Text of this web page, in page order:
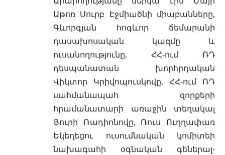
Աթոռ Սուրբ Էջմիածնի միաբանները,
Գևորգյան հոգևոր ճեմարանի
դասախոսական կազմը և
ուսանողությունը, ՀՀ-ում ՌԴ
դեսպանատան խորհրդական
Վիկտոր Կրիվոպուսկովը, ՀՀ-ում ՌԴ
սահմանապահ զորքերի
հրամանատարի առաջին տեղակալ
Յուրի Ռադիոնովը, Ռուս Ուղղափառ
Եկեղեցու ուսումնական կոմիտեի
նախագահի օգնական գեներալ-